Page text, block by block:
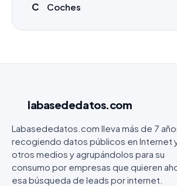
C Coches
labasededatos.com
Labasededatos.com lleva más de 7
recogiendo datos públicos en Internet
otros medios y agrupándolos para su
consumo por empresas que quieren
esa búsqueda de leads por internet.